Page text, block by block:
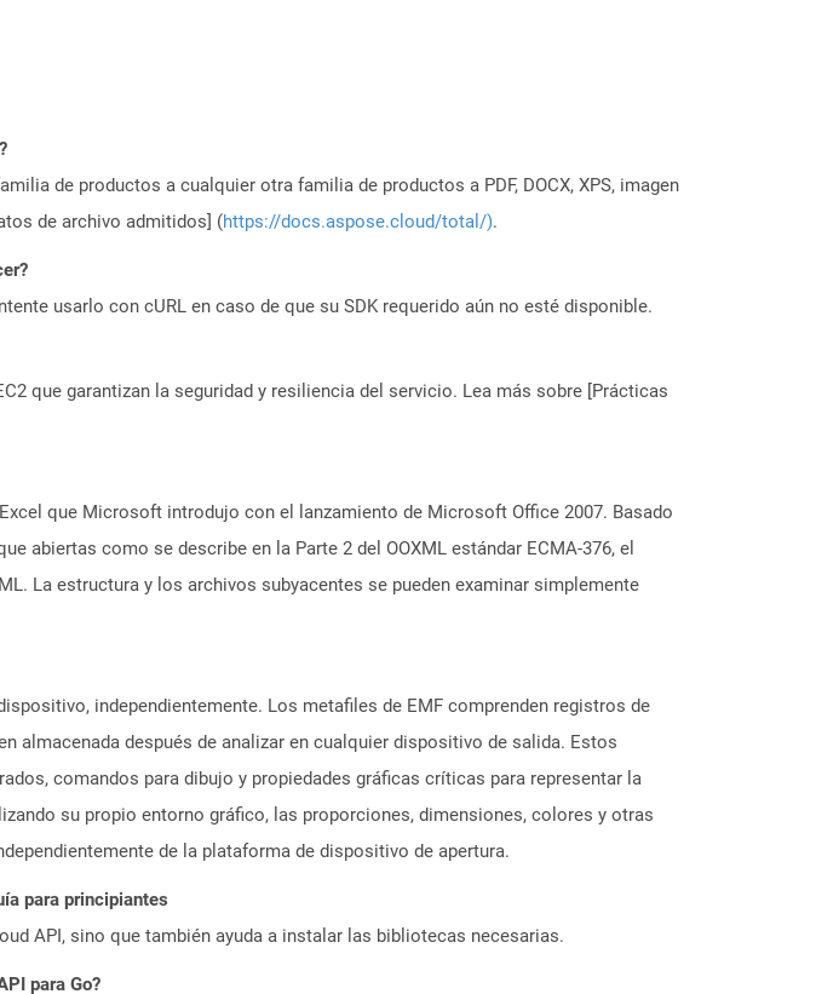
de productos a cualquier otra familia de productos a PDF, DOCX, XPS, imagen
de archivo admitidos] (https://docs.aspose.cloud/total/).
usarlo con cURL en caso de que su SDK requerido aún no esté disponible.
que garantizan la seguridad y resiliencia del servicio. Lea más sobre [Prácticas
que Microsoft introdujo con el lanzamiento de Microsoft Office 2007. Basado
abiertas como se describe en la Parte 2 del OOXML estándar ECMA-376, el
La estructura y los archivos subyacentes se pueden examinar simplemente
independientemente. Los metafiles de EMF comprenden registros de
almacenada después de analizar en cualquier dispositivo de salida. Estos
comandos para dibujo y propiedades gráficas críticas para representar la
su propio entorno gráfico, las proporciones, dimensiones, colores y otras
de la plataforma de dispositivo de apertura.
para principiantes
API, sino que también ayuda a instalar las bibliotecas necesarias.
para Go?